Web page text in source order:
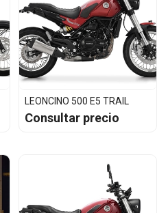
LEONCINO 500 E5 TRAIL
Consultar precio